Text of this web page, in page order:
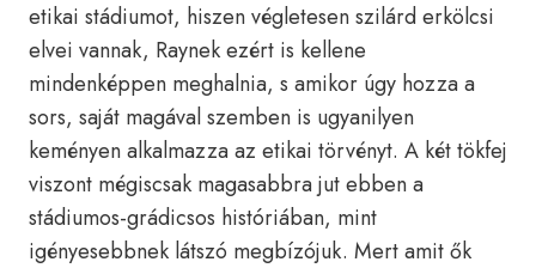
etikai stádiumot, hiszen végletesen szilárd erkölcsi
elvei vannak, Raynek ezért is kellene
mindenképpen meghalnia, s amikor úgy hozza a
sors, saját magával szemben is ugyanilyen
keményen alkalmazza az etikai törvényt. A két tökfej
viszont mégiscsak magasabbra jut ebben a
stádiumos-grádicsos históriában, mint
igényesebbnek látszó megbízójuk. Mert amit ők